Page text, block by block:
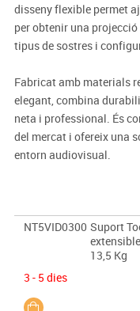
disseny flexible permet
per obtenir una
tipus de sostres i
Fabricat amb materials
elegant, combina
neta i professional. És
del mercat i ofereix una
entorn audiovisual.
NT5VID0300 Suport
13,5 Kg
3 - 5 dies